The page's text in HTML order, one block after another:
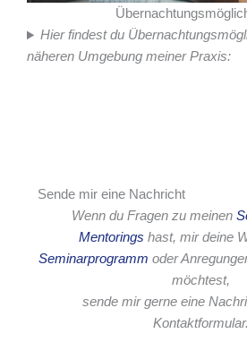
Hier findest du
näheren Umgebung meiner Praxis:
Sende mir eine Nachricht
Wenn du Fragen zu meinen
Mentorings hast, mir deine
Seminarprogramm oder
möchtest,
sende mir gerne eine
Kontaktformular.